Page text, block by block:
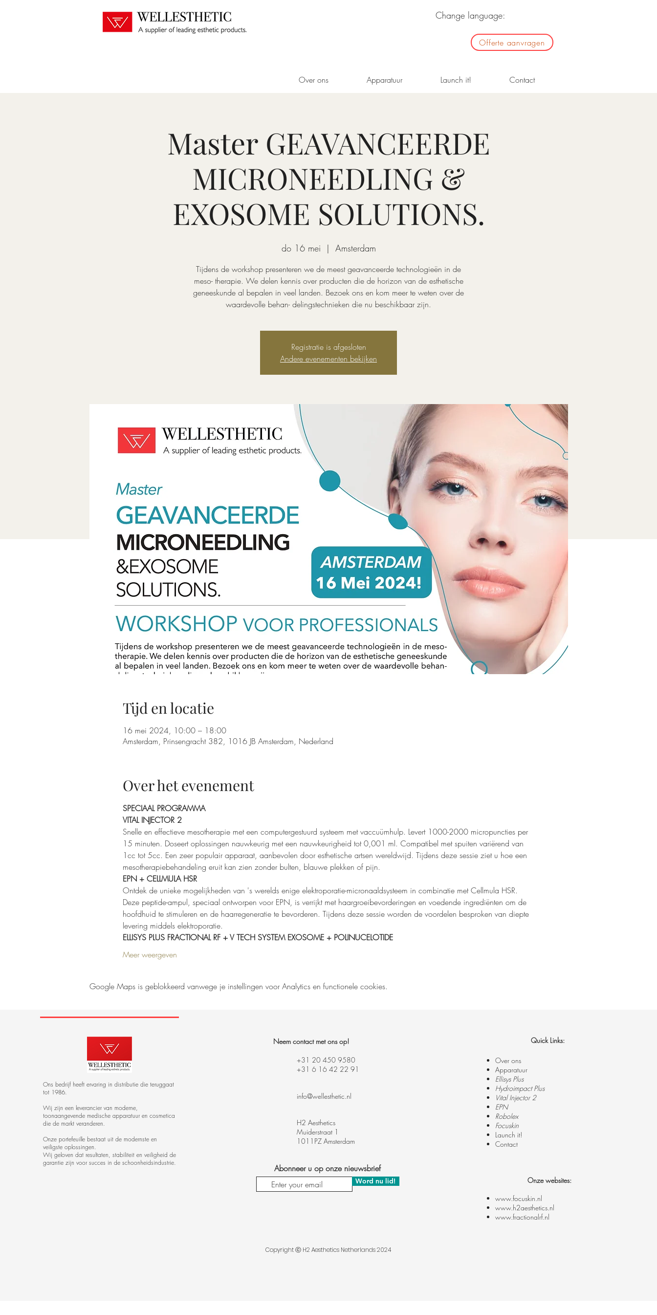
Change language:
Offerte aanvragen
Over ons Apparatuur Launch it! Contact
Master GEAVANCEERDE
MICRONEEDLING &
EXOSOME SOLUTIONS.
do 16 mei
  |
Amsterdam
Tijdens de workshop presenteren we de meest geavanceerde technologieën in de
meso- therapie. We delen kennis over producten die de horizon van de esthetische
geneeskunde al bepalen in veel landen. Bezoek ons en kom meer te weten over de
waardevolle behan- delingstechnieken die nu beschikbaar zijn.
Registratie is afgesloten
Andere evenementen bekijken
Tijd en locatie
16 mei 2024, 10:00 – 18:00
Amsterdam, Prinsengracht 382, 1016 JB Amsterdam, Nederland
Over het evenement
SPECIAAL PROGRAMMA
VITAL INJECTOR 2
Snelle en effectieve mesotherapie met een computergestuurd systeem met vaccuümhulp. Levert 1000-2000 micropuncties per
15 minuten. Doseert oplossingen nauwkeurig met een nauwkeurigheid tot 0,001 ml. Compatibel met spuiten variërend van
1cc tot 5cc. Een zeer populair apparaat, aanbevolen door esthetische artsen wereldwijd. Tijdens deze sessie ziet u hoe een
mesotherapiebehandeling eruit kan zien zonder bulten, blauwe plekken of pijn.
EPN + CELLMULA HSR
Ontdek de unieke mogelijkheden van 's werelds enige elektroporatie-micronaaldsysteem in combinatie met Cellmula HSR.
Deze peptide-ampul, speciaal ontworpen voor EPN, is verrijkt met haargroeibevorderingen en voedende ingrediënten om de
hoofdhuid te stimuleren en de haarregeneratie te bevorderen. Tijdens deze sessie worden de voordelen besproken van diepte
levering middels elektroporatie.
ELLISYS PLUS FRACTIONAL RF + V TECH SYSTEM EXOSOME + POLINUCELOTIDE
Meer weergeven
Google Maps is geblokkeerd vanwege je instellingen voor Analytics en functionele cookies.
Ons bedrijf heeft ervaring in distributie die teruggaat
tot 1986.
Wij zijn een leverancier van moderne,
toonaangevende medische apparatuur en cosmetica
die de markt veranderen.
Onze portefeuille bestaat uit de modernste en
veiligste oplossingen.
Wij geloven dat resultaten, stabiliteit en veiligheid de
garantie zijn voor succes in de schoonheidsindustrie.
Neem contact met ons op!
+31 20 450 9580
+31 6 16 42 22 91
info@wellesthetic.nl
H2 Aesthetics
Muiderstraat 1
1011PZ Amsterdam
Abonneer u op onze nieuwsbrief
Word nu lid!
Copyright ⓒ H2 Aesthetics Netherlands 2024
Quick Links:
Over ons
Apparatuur
Ellisys Plus
Hydroimpact Plus
Vital Injector 2
EPN
Robolex
Focuskin
Launch it!
Contact
Onze websites:
www.focuskin.nl
www.h2aesthetics.nl
www.fractionalrf.nl